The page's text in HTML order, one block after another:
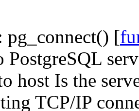
pg_connect() [
PostgreSQL
host Is the
TCP/IP